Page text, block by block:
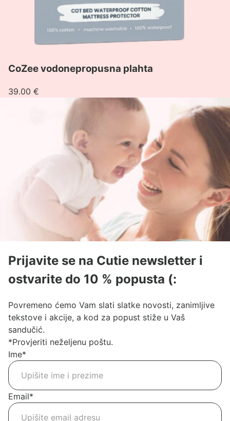
CoZee vodonepropusna plahta
39.00 €
Prijavite se na Cutie newsletter i
ostvarite do 10 % popusta (:
Povremeno ćemo Vam slati slatke novosti, zanimljive
tekstove i akcije, a kod za popust stiže u Vaš
sandučić.
*Provjeriti neželjenu poštu.
Ime*
Email*